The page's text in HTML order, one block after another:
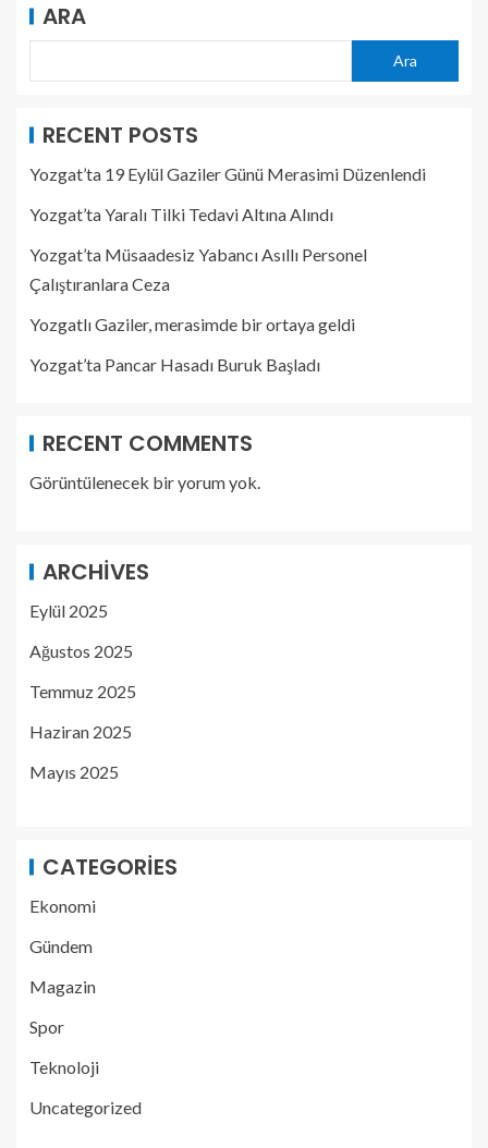
ARA
Ara
RECENT POSTS
Yozgat’ta 19 Eylül Gaziler Günü Merasimi Düzenlendi
Yozgat’ta Yaralı Tilki Tedavi Altına Alındı
Yozgat’ta Müsaadesiz Yabancı Asıllı Personel
Çalıştıranlara Ceza
Yozgatlı Gaziler, merasimde bir ortaya geldi
Yozgat’ta Pancar Hasadı Buruk Başladı
RECENT COMMENTS
Görüntülenecek bir yorum yok.
ARCHIVES
Eylül 2025
Ağustos 2025
Temmuz 2025
Haziran 2025
Mayıs 2025
CATEGORIES
Ekonomi
Gündem
Magazin
Spor
Teknoloji
Uncategorized